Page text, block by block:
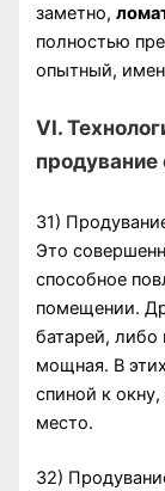
заметно,
полностью
опытный,
VI.
продувание
31)
Это
способное
помещении.
батарей, либо
мощная. В
спиной к
место.
32)